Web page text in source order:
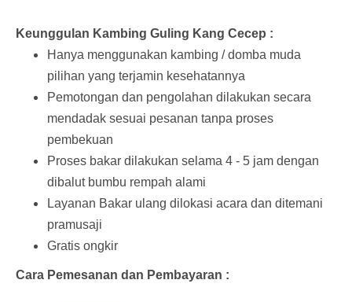
Keunggulan Kambing Guling Kang Cecep :
Hanya menggunakan kambing / domba muda
pilihan yang terjamin kesehatannya
Pemotongan dan pengolahan dilakukan secara
mendadak sesuai pesanan tanpa proses
pembekuan
Proses bakar dilakukan selama 4 - 5 jam dengan
dibalut bumbu rempah alami
Layanan Bakar ulang dilokasi acara dan ditemani
pramusaji
Gratis ongkir
Cara Pemesanan dan Pembayaran :